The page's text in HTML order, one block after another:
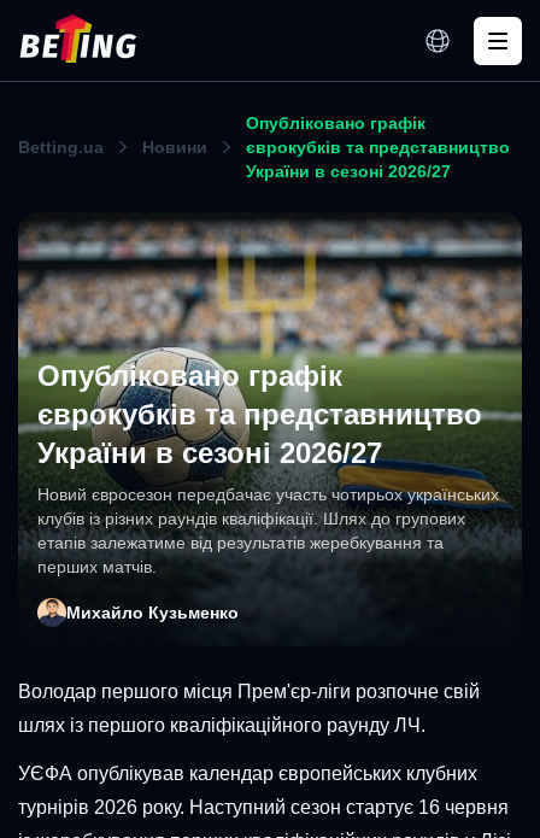
Betting.ua Новини
Опубліковано графік
єврокубків та представництво
України в сезоні 2026/27
Опубліковано графік
єврокубків та представництво
України в сезоні 2026/27
Новий євросезон передбачає участь чотирьох українських
клубів із різних раундів кваліфікації. Шлях до групових
етапів залежатиме від результатів жеребкування та
перших матчів.
Михайло Кузьменко
Володар першого місця Прем'єр-ліги розпочне свій
шлях із першого кваліфікаційного раунду ЛЧ.
УЄФА опублікував календар європейських клубних
турнірів 2026 року. Наступний сезон стартує 16 червня